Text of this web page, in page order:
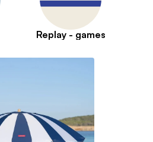
Replay - games